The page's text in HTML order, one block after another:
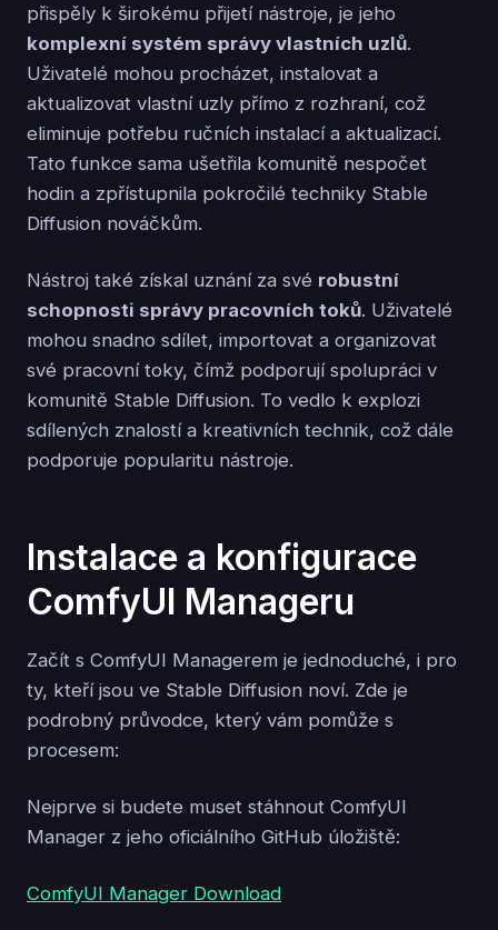
přispěly k širokému přijetí nástroje, je jeho
komplexní systém správy vlastních uzlů.
Uživatelé mohou procházet, instalovat a
aktualizovat vlastní uzly přímo z rozhraní, což
eliminuje potřebu ručních instalací a aktualizací.
Tato funkce sama ušetřila komunitě nespočet
hodin a zpřístupnila pokročilé techniky Stable
Diffusion nováčkům.
Nástroj také získal uznání za své robustní
schopnosti správy pracovních toků. Uživatelé
mohou snadno sdílet, importovat a organizovat
své pracovní toky, čímž podporují spolupráci v
komunitě Stable Diffusion. To vedlo k explozi
sdílených znalostí a kreativních technik, což dále
podporuje popularitu nástroje.
Instalace a konfigurace
ComfyUI Manageru
Začít s ComfyUI Managerem je jednoduché, i pro
ty, kteří jsou ve Stable Diffusion noví. Zde je
podrobný průvodce, který vám pomůže s
procesem:
Nejprve si budete muset stáhnout ComfyUI
Manager z jeho oficiálního GitHub úložiště:
ComfyUI Manager Download